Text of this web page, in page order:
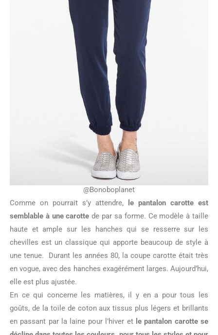
@Bonoboplanet
Comme on pourrait s’y attendre,
le pantalon carotte est
semblable à une carotte de par sa forme. Ce modèle à taille
haute et ample sur les hanches qui se resserre sur les
chevilles est un classique qui apporte beaucoup de style à
une tenue. Durant les années 80, la coupe carotte était très
en vogue, avec des hanches exagérément larges. Aujourd’hui,
elle est plus ajustée.
En ce qui concerne les matières, il y en a pour tous les
goûts, de la toile de coton aux tissus plus légers et brillants
en passant par la laine pour l’hiver et le pantalon carotte se